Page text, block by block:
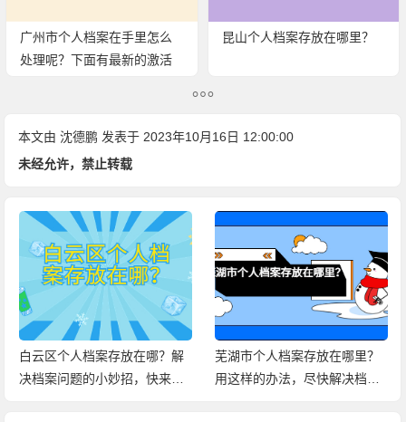
广州市个人档案在手里怎么
处理呢？下面有最新的激活
昆山个人档案存放在哪里？
本文由沈德鹏 发表于 2023年10月16日 12:00:00
未经允许，禁止转载
白云区个人档案存放在哪？解
决档案问题的小妙招，快来查
芜湖市个人档案存放在哪里？
用这样的办法，尽快解决档案